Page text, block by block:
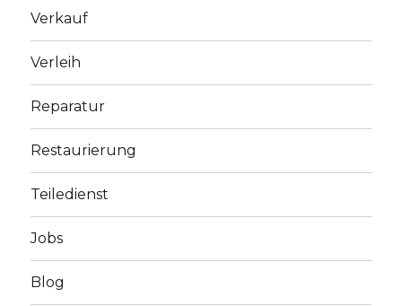
Verkauf
Verleih
Reparatur
Restaurierung
Teiledienst
Jobs
Blog